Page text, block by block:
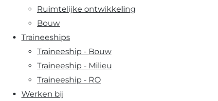
Ruimtelijke ontwikkeling
Bouw
Traineeships
Traineeship - Bouw
Traineeship - Milieu
Traineeship - RO
Werken bij